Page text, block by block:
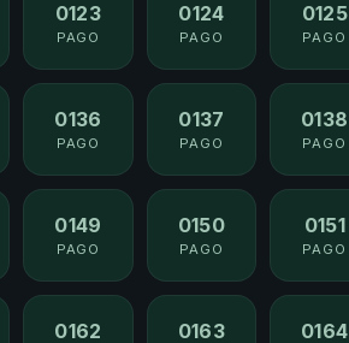
0123
PAGO
0124
PAGO
0125
PAGO
0136
PAGO
0137
PAGO
0138
PAGO
0149
PAGO
0150
PAGO
0151
PAGO
0162 0163 0164